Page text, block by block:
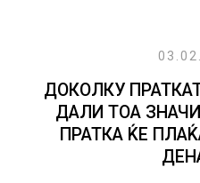
ДОКОЛКУ
ДАЛИ ТОА
ПРАТКА ЌЕ